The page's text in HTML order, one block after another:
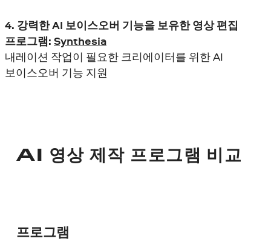
4. 강력한 AI 보이스오버 기능을 보유한 영상 편집
프로그램: Synthesia
내레이션 작업이 필요한 크리에이터를 위한 AI
보이스오버 기능 지원
AI 영상 제작 프로그램 비교
프로그램